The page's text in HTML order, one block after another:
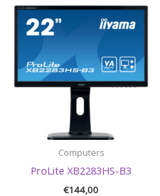
Computers
ProLite XB2283HS-B3
€144,00